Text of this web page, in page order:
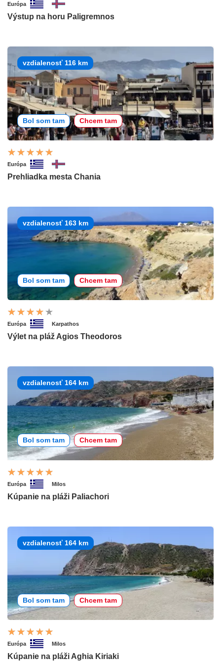
Európa
Výstup na horu Paligremnos
vzdialenosť 116 km
Bol som tam Chcem tam
Európa
Prehliadka mesta Chania
vzdialenosť 163 km
Bol som tam Chcem tam
Európa Karpathos
Výlet na pláž Agios Theodoros
vzdialenosť 164 km
Bol som tam Chcem tam
Európa Milos
Kúpanie na pláži Paliachori
vzdialenosť 164 km
Bol som tam Chcem tam
Európa Milos
Kúpanie na pláži Aghia Kiriaki